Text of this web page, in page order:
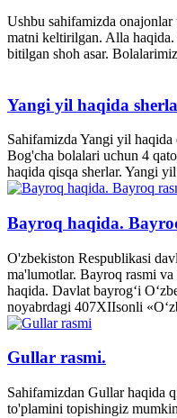
Ushbu sahifamizda
matni keltirilgan. Alla
bitilgan shoh asar.
Yangi yil haqida
Sahifamizda Yangi yil
Bog'cha bolalari uchun 4
haqida qisqa sherlar. Yangi
Bayroq haqida.
O'zbekiston Respublikasi
ma'lumotlar. Bayroq rasmi
haqida. Davlat bayrog‘i
noyabrdagi 407­XII­sonli
Gullar rasmi.
Sahifamizdan Gullar haqida
to'plamini topishingiz